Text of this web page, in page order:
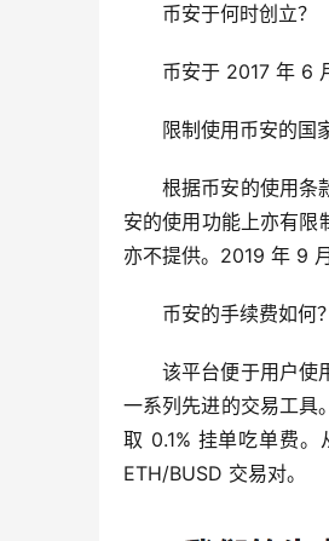
币安于何时创立？
币安于 2017 年 6
限制使用币安的国
根据币安的使用条
安的使用功能上亦有限
亦不提供。2019 年 9
币安的手续费如何？
该平台便于用户使
一系列先进的交易工具
取 0.1% 挂单吃单费
ETH/BUSD 交易对。